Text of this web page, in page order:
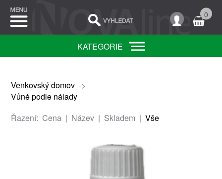
0
KATEGORIE
Venkovský domov->
Vůně podle nálady
Řazení: Cena| Název| Skladem | Vše